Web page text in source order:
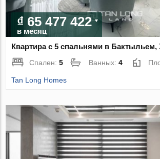
₫ 65 477 422
в месяц
Квартира с 5 спальнями в
Спален:5 Ванных:4
Tan Long Homes